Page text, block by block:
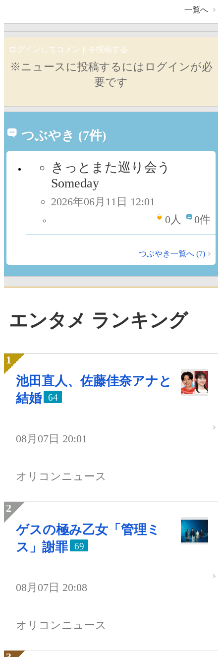
一覧へ
ログインしてコメントを投稿する
※ニュースに投稿するにはログインが必
要です
つぶやき (7件)
きっとまた巡り会う
Someday
2026年06月11日 12:01
0 人 0件
つぶやき一覧へ (7)
エンタメ ランキング
池田直人、佐藤佳奈アナと
結婚
64
08月07日 20:01
オリコンニュース
ゲスの極み乙女「管理ミ
ス」謝罪
69
08月07日 20:08
オリコンニュース